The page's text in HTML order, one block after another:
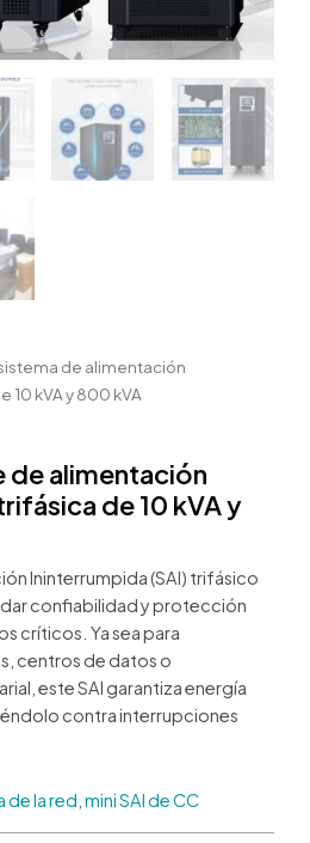
de alimentación
10 kVA y 800 kVA
de alimentación
de 10 kVA y
Ininterrumpida (SAI) trifásico
confiabilidad y protección
críticos. Ya sea para
centros de datos o
este SAI garantiza energía
contra interrupciones
de la red mini SAI de CC